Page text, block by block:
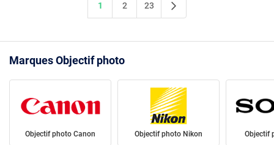
1 2 23
Marques Objectif photo
Objectif photo Canon Objectif photo Nikon Objectif